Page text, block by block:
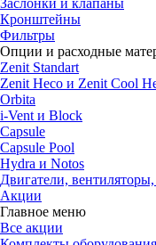
Заслонки и клапаны
Кронштейны
Фильтры
Опции и расходные
Zenit Standart
Zenit Heco и Zenit Cool
Orbita
i-Vent и Block
Capsule
Capsule Pool
Hydra и Notos
Двигатели,
Акции
Главное меню
Все акции